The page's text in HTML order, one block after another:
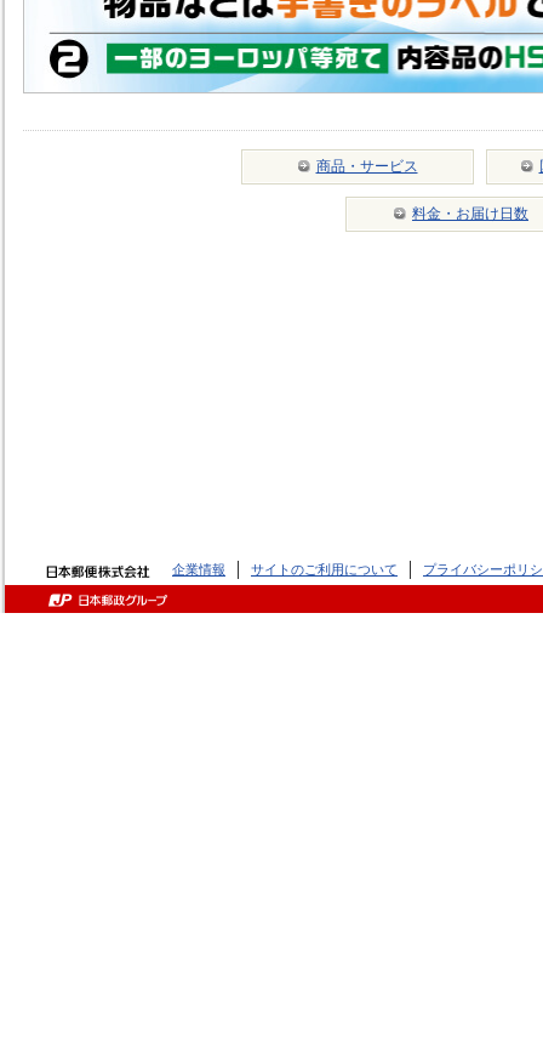
商品・サービス
料金・お届け日数
企業情報 サイトのご利用について プライバシーポリ